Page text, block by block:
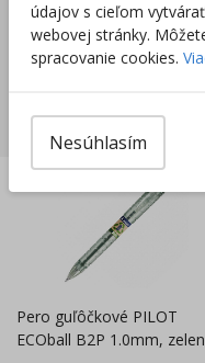
Výrobca/Distribútor
Pero guľôčkové PILOT
ECOball B2P 1.0mm,
údajov s cieľom
webovej stránky.
spracovanie cookies.
Nesúhlasím